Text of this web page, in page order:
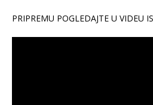
PRIPREMU POGLEDAJTE U VIDEU